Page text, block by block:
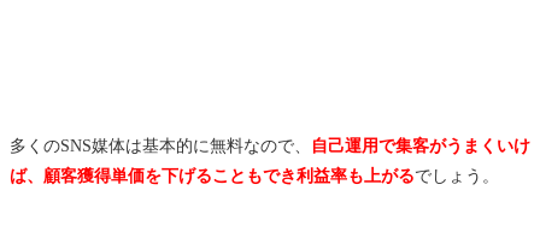
多くのSNS媒体は基本的に無料なので、
自己運用で集客がうまくいけ
ば、顧客獲得単価を下げることもでき利益率も上がるでしょう。